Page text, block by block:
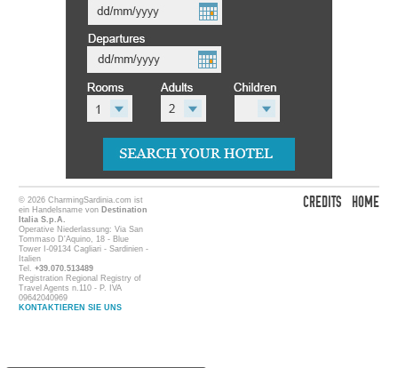
© 2026 CharmingSardinia.com ist
ein Handelsname von Destination
Italia S.p.A.
Operative Niederlassung: Via San
Tommaso D'Aquino, 18 - Blue
Tower I-09134 Cagliari - Sardinien -
Italien
Tel.+39.070.513489
Registration Regional Registry of
Travel Agents n.110 - P. IVA
09642040969
KONTAKTIEREN SIE UNS
CREDITS HOME